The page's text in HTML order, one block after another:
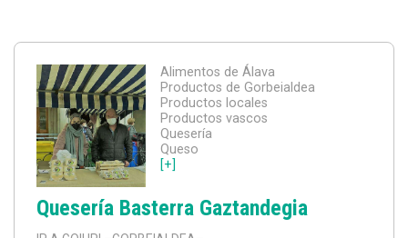
Alimentos de Álava
Productos de Gorbeialdea
Productos locales
Productos vascos
Quesería
Queso
[+]
Quesería Basterra Gaztandegia